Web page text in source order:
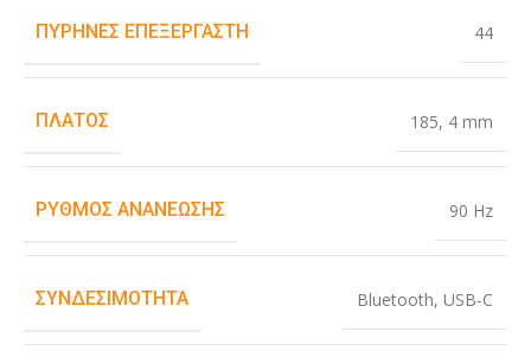
ΠΥΡΉΝΕΣ ΕΠΕΞΕΡΓΑΣΤΉ 44
ΠΛΆΤΟΣ 185, 4 mm
ΡΥΘΜΌΣ ΑΝΑΝΈΩΣΗΣ 90 Hz
ΣΥΝΔΕΣΙΜΌΤΗΤΑ Bluetooth, USB-C